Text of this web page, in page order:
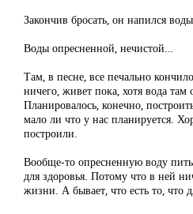
Закончив бросать, он напился
Воды опресненной, нечистой…
Там, в песне, все печально
ничего, живет пока, хотя вода там
Планировалось, конечно,
мало ли что у нас планируется.
построили.
Вообще-то опресненную воду
для здоровья. Потому что в ней
жизни. А бывает, что есть то, что